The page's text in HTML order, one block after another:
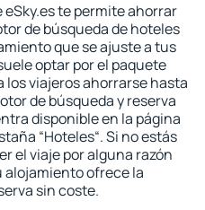
te permite ahorrar
de búsqueda de hoteles
que se ajuste a tus
optar por el paquete
los viajeros ahorrarse hasta
de búsqueda y reserva
disponible en la página
“Hoteles“. Si no estás
el viaje por alguna razón
alojamiento ofrece la
sin coste.